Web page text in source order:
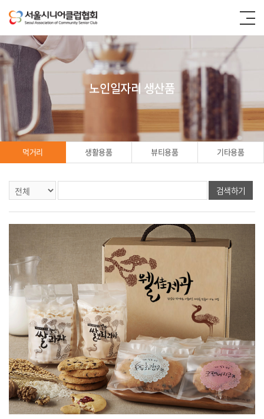
노인일자리 생산품
먹거리 생활용품 뷰티용품 기타용품
먹거리
검색하기